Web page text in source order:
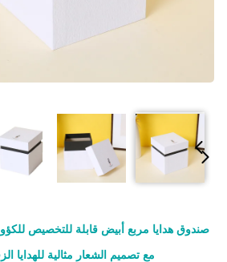
صندوق هدايا مربع أبيض قابلة للتخصيص
مع تصميم الشعار مثالية للهدايا